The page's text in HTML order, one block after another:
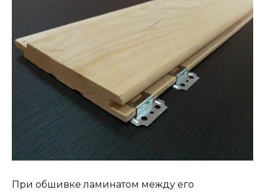
При обшивке ламинатом между его